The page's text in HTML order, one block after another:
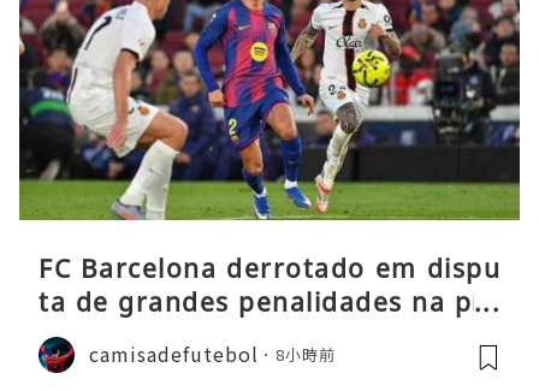
FC Barcelona derrotado em dispu
ta de grandes penalidades na pré
-época
camisadefutebol 8小時前